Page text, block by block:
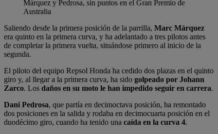
Márquez y Pedrosa, sin puntos en el Gran Premio de
Australia
Saliendo desde la primera posición de la parrilla, Marc Márquez
era quinto en la primera curva, y ha adelantado a tres pilotos antes
de completar la primera vuelta, situándose primero al inicio de la
segunda.
El piloto del equipo Repsol Honda ha cedido dos plazas en el quinto
giro y, al llegar a la primera curva, ha sido golpeado por Johann
Zarco. Los daños en su moto le han impedido seguir en carrera.
Dani Pedrosa, que partía en decimoctava posición, ha remontado
dos posiciones en la salida y rodaba en decimocuarta posición en el
duodécimo giro, cuando ha tenido una caída en la curva 4.